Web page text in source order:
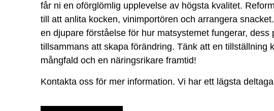
får ni en oförglömlig upplevelse av högsta kvalitet.
till att anlita kocken, vinimportören och arrangera
en djupare förståelse för hur matsystemet fungerar,
tillsammans att skapa förändring. Tänk att en tillställning
mångfald och en näringsrikare framtid!
Kontakta oss för mer information. Vi har ett lägsta